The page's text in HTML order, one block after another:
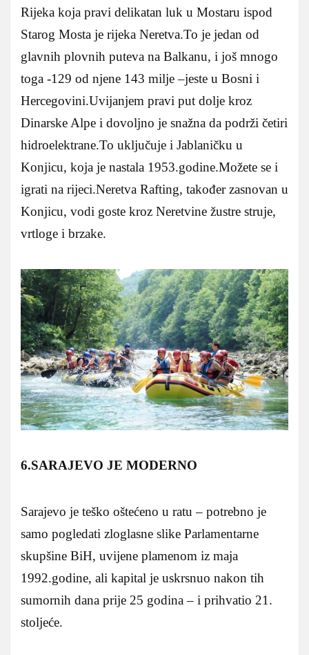
Rijeka koja pravi delikatan luk u Mostaru ispod
Starog Mosta je rijeka Neretva.To je jedan od
glavnih plovnih puteva na Balkanu, i još mnogo
toga -129 od njene 143 milje –jeste u Bosni i
Hercegovini.Uvijanjem pravi put dolje kroz
Dinarske Alpe i dovoljno je snažna da podrži četiri
hidroelektrane.To uključuje i Jablaničku u
Konjicu, koja je nastala 1953.godine.Možete se i
igrati na rijeci.Neretva Rafting, također zasnovan u
Konjicu, vodi goste kroz Neretvine žustre struje,
vrtloge i brzake.
6.SARAJEVO JE MODERNO
Sarajevo je teško oštećeno u ratu – potrebno je
samo pogledati zloglasne slike Parlamentarne
skupšine BiH, uvijene plamenom iz maja
1992.godine, ali kapital je uskrsnuo nakon tih
sumornih dana prije 25 godina – i prihvatio 21.
stoljeće.